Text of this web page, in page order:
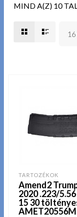
MIND A(Z) 10
TARTOZÉKOK
Amend2
2020 .223/
15 30